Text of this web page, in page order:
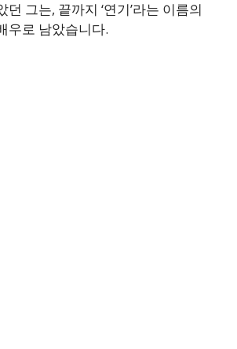
그는, 끝까지 ‘연기’라는 이름의
우로 남았습니다.